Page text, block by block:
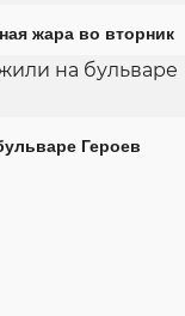
жара во вторник
Героев